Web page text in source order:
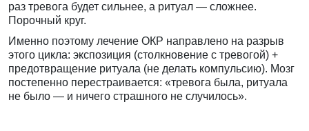
раз тревога будет сильнее, а ритуал — сложнее.
Порочный круг.
Именно поэтому лечение ОКР направлено на разрыв
этого цикла: экспозиция (столкновение с тревогой) +
предотвращение ритуала (не делать компульсию). Мозг
постепенно перестраивается: «тревога была, ритуала
не было — и ничего страшного не случилось».